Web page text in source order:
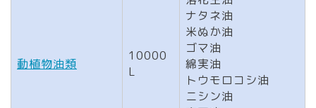
動植物油類
10000
L
ナタネ油
米ぬか油
ゴマ油
綿実油
トウモロコシ油
ニシン油